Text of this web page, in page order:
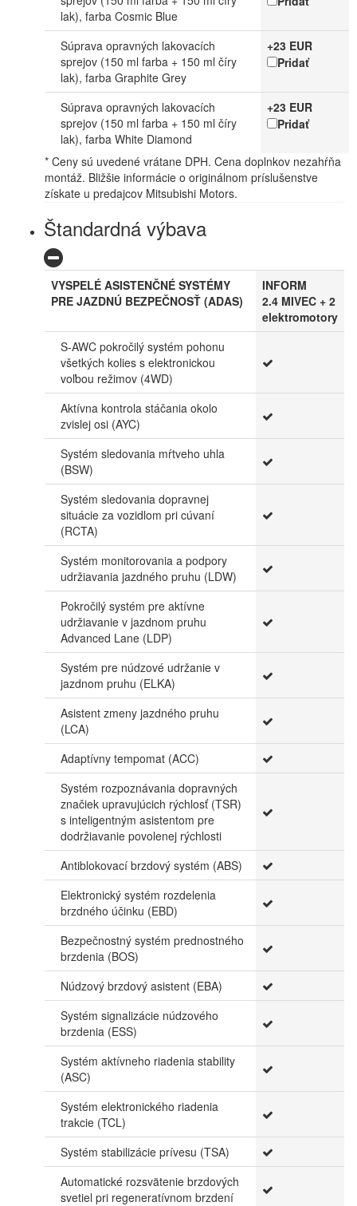
lak), farba Cosmic Blue
Súprava opravných lakovacích
sprejov (150 ml farba + 150 ml číry
lak), farba Graphite Grey
+23 EUR
Pridať
Súprava opravných lakovacích
sprejov (150 ml farba + 150 ml číry
lak), farba White Diamond
+23 EUR
Pridať
* Ceny sú uvedené vrátane DPH. Cena doplnkov nezahŕňa
montáž. Bližšie informácie o originálnom príslušenstve
získate u predajcov Mitsubishi Motors.
Štandardná výbava
VYSPELÉ ASISTENČNÉ SYSTÉMY
PRE JAZDNÚ BEZPEČNOSŤ (ADAS)
INFORM
2.4 MIVEC + 2
elektromotory
S-AWC pokročilý systém pohonu
všetkých kolies s elektronickou
voľbou režimov (4WD)
Aktívna kontrola stáčania okolo
zvislej osi (AYC)
Systém sledovania mŕtveho uhla
(BSW)
Systém sledovania dopravnej
situácie za vozidlom pri cúvaní
(RCTA)
Systém monitorovania a podpory
udržiavania jazdného pruhu (LDW)
Pokročilý systém pre aktívne
udržiavanie v jazdnom pruhu
Advanced Lane (LDP)
Systém pre núdzové udržanie v
jazdnom pruhu (ELKA)
Asistent zmeny jazdného pruhu
(LCA)
Adaptívny tempomat (ACC)
Systém rozpoznávania dopravných
značiek upravujúcich rýchlosť (TSR)
s inteligentným asistentom pre
dodržiavanie povolenej rýchlosti
Antiblokovací brzdový systém (ABS)
Elektronický systém rozdelenia
brzdného účinku (EBD)
Bezpečnostný systém prednostného
brzdenia (BOS)
Núdzový brzdový asistent (EBA)
Systém signalizácie núdzového
brzdenia (ESS)
Systém aktívneho riadenia stability
(ASC)
Systém elektronického riadenia
trakcie (TCL)
Systém stabilizácie prívesu (TSA)
Automatické rozsvätenie brzdových
svetiel pri regeneratívnom brzdení